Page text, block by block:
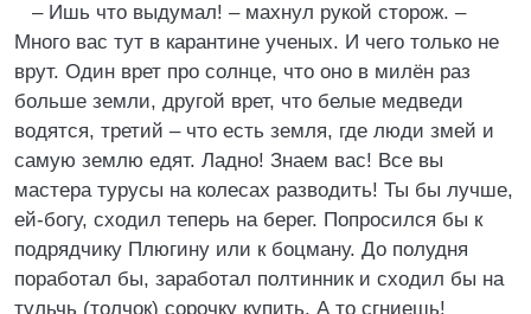
– Ишь что выдумал! – махнул рукой сторож. –
Много вас тут в карантине ученых. И чего только не
врут. Один врет про солнце, что оно в милён раз
больше земли, другой врет, что белые медведи
водятся, третий – что есть земля, где люди змей и
самую землю едят. Ладно! Знаем вас! Все вы
мастера турусы на колесах разводить! Ты бы лучше,
ей-богу, сходил теперь на берег. Попросился бы к
подрядчику Плюгину или к боцману. До полудня
поработал бы, заработал полтинник и сходил бы на
тульчь (толчок) сорочку купить. А то сгниешь!